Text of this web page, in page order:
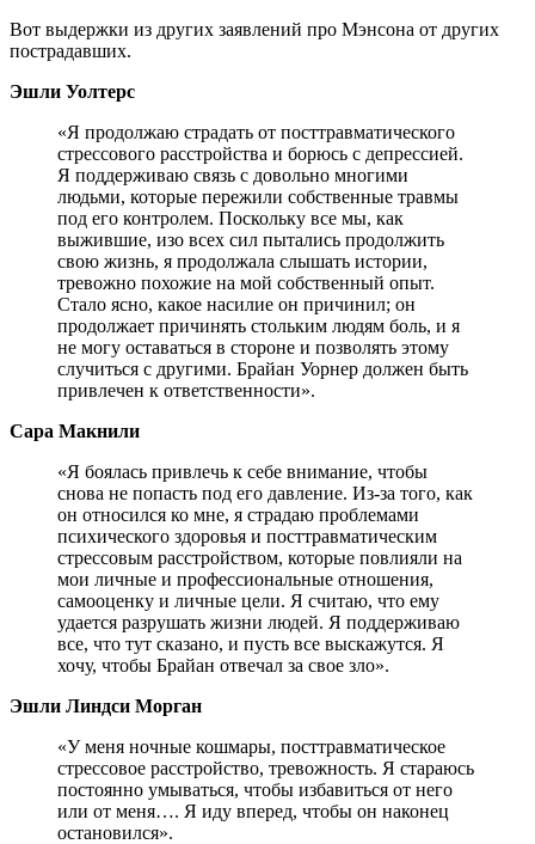
Вот выдержки из других заявлений про Мэнсона от других
пострадавших.
Эшли Уолтерс
«Я продолжаю страдать от посттравматического
стрессового расстройства и борюсь с депрессией.
Я поддерживаю связь с довольно многими
людьми, которые пережили собственные травмы
под его контролем. Поскольку все мы, как
выжившие, изо всех сил пытались продолжить
свою жизнь, я продолжала слышать истории,
тревожно похожие на мой собственный опыт.
Стало ясно, какое насилие он причинил; он
продолжает причинять стольким людям боль, и я
не могу оставаться в стороне и позволять этому
случиться с другими. Брайан Уорнер должен быть
привлечен к ответственности».
Сара Макнили
«Я боялась привлечь к себе внимание, чтобы
снова не попасть под его давление. Из-за того, как
он относился ко мне, я страдаю проблемами
психического здоровья и посттравматическим
стрессовым расстройством, которые повлияли на
мои личные и профессиональные отношения,
самооценку и личные цели. Я считаю, что ему
удается разрушать жизни людей. Я поддерживаю
все, что тут сказано, и пусть все выскажутся. Я
хочу, чтобы Брайан отвечал за свое зло».
Эшли Линдси Морган
«У меня ночные кошмары, посттравматическое
стрессовое расстройство, тревожность. Я стараюсь
постоянно умываться, чтобы избавиться от него
или от меня…. Я иду вперед, чтобы он наконец
остановился».